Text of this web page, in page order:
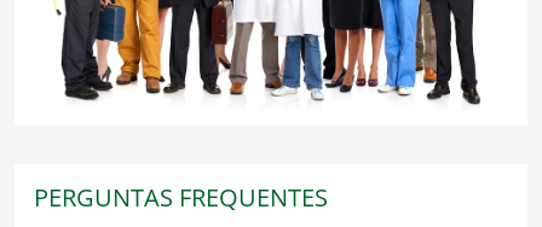
PERGUNTAS FREQUENTES